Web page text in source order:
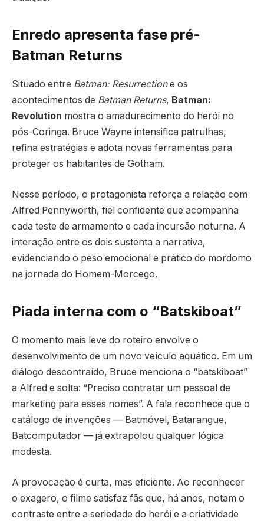
Enredo apresenta fase pré-
Batman Returns
Situado entre Batman: Resurrectione os
acontecimentos de Batman Returns, Batman:
Revolution mostra o amadurecimento do herói no
pós-Coringa. Bruce Wayne intensifica patrulhas,
refina estratégias e adota novas ferramentas para
proteger os habitantes de Gotham.
Nesse período, o protagonista reforça a relação com
Alfred Pennyworth, fiel confidente que acompanha
cada teste de armamento e cada incursão noturna. A
interação entre os dois sustenta a narrativa,
evidenciando o peso emocional e prático do mordomo
na jornada do Homem-Morcego.
Piada interna com o “Batskiboat”
O momento mais leve do roteiro envolve o
desenvolvimento de um novo veículo aquático. Em um
diálogo descontraído, Bruce menciona o “batskiboat”
a Alfred e solta: “Preciso contratar um pessoal de
marketing para esses nomes”. A fala reconhece que o
catálogo de invenções — Batmóvel, Batarangue,
Batcomputador — já extrapolou qualquer lógica
modesta.
A provocação é curta, mas eficiente. Ao reconhecer
o exagero, o filme satisfaz fãs que, há anos, notam o
contraste entre a seriedade do herói e a criatividade